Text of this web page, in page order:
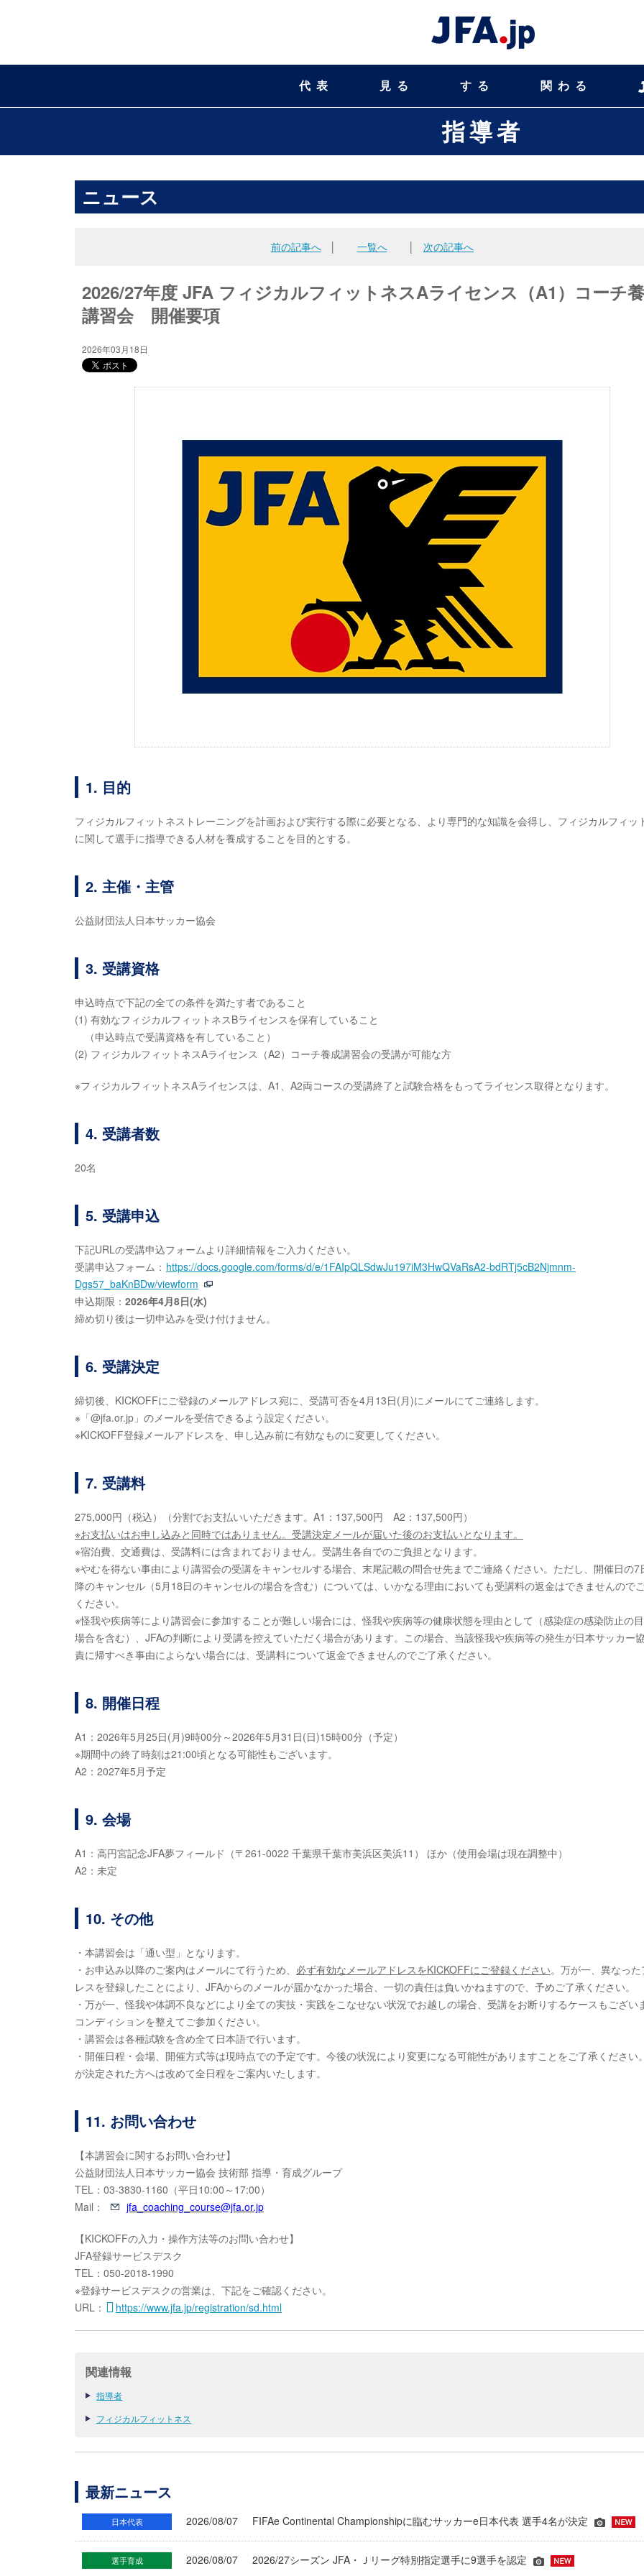
代表 見る する 関わる
指導者
ニュース
前の記事へ│ 一覧へ 次の記事へ
2026/27年度 JFA フィジカルフィットネスAライセンス（A1）コーチ
講習会 開催要項
2026年03月18日
1. 目的
フィジカルフィットネストレーニングを計画および実行する際に必要となる、より専門的な知識を会得し、フィジカルフィッ
に関して選手に指導できる人材を養成することを目的とする。
2. 主催・主管
公益財団法人日本サッカー協会
3. 受講資格
申込時点で下記の全ての条件を満たす者であること
(1) 有効なフィジカルフィットネスBライセンスを保有していること
（申込時点で受講資格を有していること）
(2) フィジカルフィットネスAライセンス（A2）コーチ養成講習会の受講が可能な方
※フィジカルフィットネスAライセンスは、A1、A2両コースの受講終了と試験合格をもってライセンス取得となります。
4. 受講者数
20名
5. 受講申込
下記URLの受講申込フォームより詳細情報をご入力ください。
受講申込フォーム： https://docs.google.com/forms/d/e/1FAIpQLSdwJu197iM3HwQVaRsA2-bdRTj5cB2Njmnm-
Dgs57_baKnBDw/viewform
申込期限： 2026年4月8日(水)
締め切り後は一切申込みを受け付けません。
6. 受講決定
締切後、KICKOFFにご登録のメールアドレス宛に、受講可否を4月13日(月)にメールにてご連絡します。
※「@jfa.or.jp」のメールを受信できるよう設定ください。
※KICKOFF登録メールアドレスを、申し込み前に有効なものに変更してください。
7. 受講料
275,000円（税込）（分割でお支払いいただきます。A1：137,500円 A2：137,500円）
※お支払いはお申し込みと同時ではありません。受講決定メールが届いた後のお支払いとなります。
※宿泊費、交通費は、受講料には含まれておりません。受講生各自でのご負担となります。
※やむを得ない事由により講習会の受講をキャンセルする場合、末尾記載の問合せ先までご連絡ください。ただし、開催日の7
降のキャンセル（5月18日のキャンセルの場合を含む）については、いかなる理由においても受講料の返金はできませんので
ください。
※怪我や疾病等により講習会に参加することが難しい場合には、怪我や疾病等の健康状態を理由として（感染症の感染防止の
場合を含む）、JFAの判断により受講を控えていただく場合があります。この場合、当該怪我や疾病等の発生が日本サッカー
責に帰すべき事由によらない場合には、受講料について返金できませんのでご了承ください。
8. 開催日程
A1：2026年5月25日(月)9時00分～2026年5月31日(日)15時00分（予定）
※期間中の終了時刻は21:00頃となる可能性もございます。
A2：2027年5月予定
9. 会場
A1：高円宮記念JFA夢フィールド（〒261-0022 千葉県千葉市美浜区美浜11） ほか（使用会場は現在調整中）
A2：未定
10. その他
・本講習会は「通い型」となります。
・お申込み以降のご案内はメールにて行うため、 必ず有効なメールアドレスをKICKOFFにご登録ください。万が一、異なった
レスを登録したことにより、JFAからのメールが届かなかった場合、一切の責任は負いかねますので、予めご了承ください。
・万が一、怪我や体調不良などにより全ての実技・実践をこなせない状況でお越しの場合、受講をお断りするケースもござい
コンディションを整えてご参加ください。
・講習会は各種試験を含め全て日本語で行います。
・開催日程・会場、開催方式等は現時点での予定です。今後の状況により変更になる可能性がありますことをご了承ください
が決定された方へは改めて全日程をご案内いたします。
11. お問い合わせ
【本講習会に関するお問い合わせ】
公益財団法人日本サッカー協会 技術部 指導・育成グループ
TEL：03-3830-1160（平日10:00～17:00）
Mail：
jfa_coaching_course@jfa.or.jp
【KICKOFFの入力・操作方法等のお問い合わせ】
JFA登録サービスデスク
TEL：050-2018-1990
※登録サービスデスクの営業は、下記をご確認ください。
URL：
https://www.jfa.jp/registration/sd.html
関連情報
指導者
フィジカルフィットネス
最新ニュース
日本代表 2026/08/07 FIFAe Continental Championshipに臨むサッカーe日本代表 選手4名が決定
選手育成 2026/08/07 2026/27シーズン JFA・Ｊリーグ特別指定選手に9選手を認定